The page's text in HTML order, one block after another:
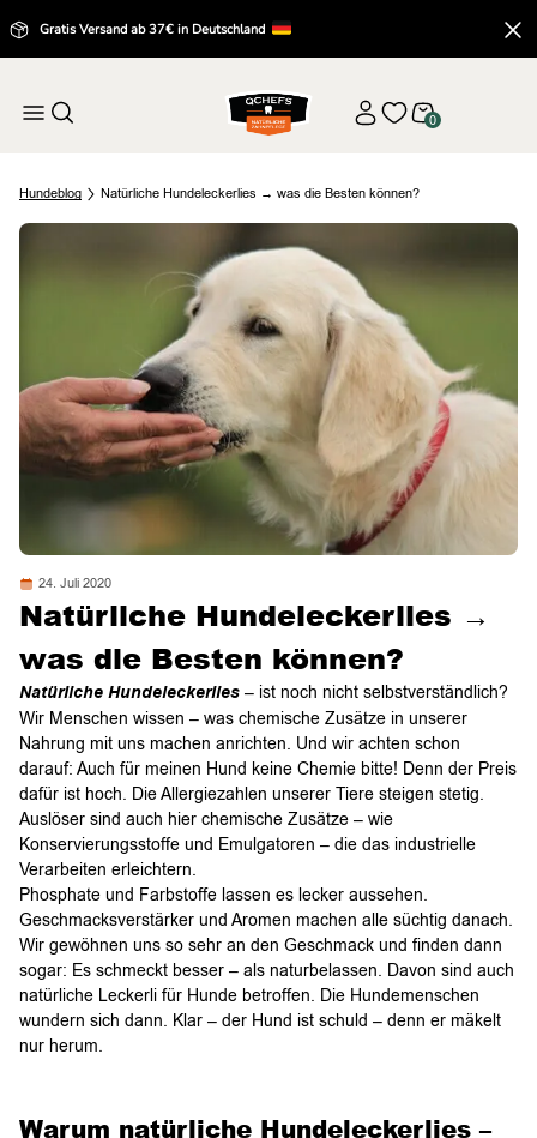
Gratis Versand ab 37€ in Deutschland
0
Hundeblog Natürliche Hundeleckerlies → was die Besten können?
24. Juli 2020
Natürliche Hundeleckerlies →
was die Besten können?
Natürliche Hundeleckerlies – ist noch nicht selbstverständlich?
Wir Menschen wissen – was chemische Zusätze in unserer
Nahrung mit uns machen anrichten. Und wir achten schon
darauf: Auch für meinen Hund keine Chemie bitte! Denn der Preis
dafür ist hoch. Die Allergiezahlen unserer Tiere steigen stetig.
Auslöser sind auch hier chemische Zusätze – wie
Konservierungsstoffe und Emulgatoren – die das industrielle
Verarbeiten erleichtern.
Phosphate und Farbstoffe lassen es lecker aussehen.
Geschmacksverstärker und Aromen machen alle süchtig danach.
Wir gewöhnen uns so sehr an den Geschmack und finden dann
sogar: Es schmeckt besser – als naturbelassen. Davon sind auch
natürliche Leckerli für Hunde betroffen. Die Hundemenschen
wundern sich dann. Klar – der Hund ist schuld – denn er mäkelt
nur herum.
Warum natürliche Hundeleckerlies –